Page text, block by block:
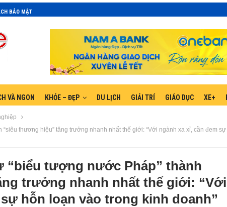
BẢO MẬT
VÀ NGON KHỎE – ĐẸP DU LỊCH GIẢI TRÍ GIÁO DỤC XE+
thương hiệu” tăng trưởng nhanh nhất thế giới: “Với ngành xa xỉ, cần đem
“biểu tượng nước Pháp” thành
trưởng nhanh nhất thế giới: “Với
hỗn loạn vào trong kinh doanh”